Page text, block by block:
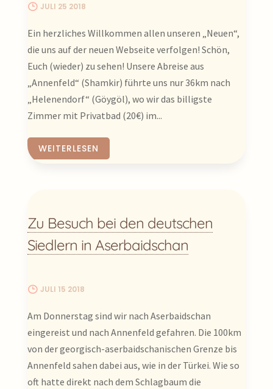
JULI 25 2018
Ein herzliches Willkommen allen unseren „Neuen“,
die uns auf der neuen Webseite verfolgen! Schön,
Euch (wieder) zu sehen! Unsere Abreise aus
„Annenfeld“ (Shamkir) führte uns nur 36km nach
„Helenendorf“ (Göygöl), wo wir das billigste
Zimmer mit Privatbad (20€) im...
WEITERLESEN
Zu Besuch bei den deutschen
Siedlern in Aserbaidschan
JULI 15 2018
Am Donnerstag sind wir nach Aserbaidschan
eingereist und nach Annenfeld gefahren. Die 100km
von der georgisch-aserbaidschanischen Grenze bis
Annenfeld sahen dabei aus, wie in der Türkei. Wie so
oft hatte direkt nach dem Schlagbaum die